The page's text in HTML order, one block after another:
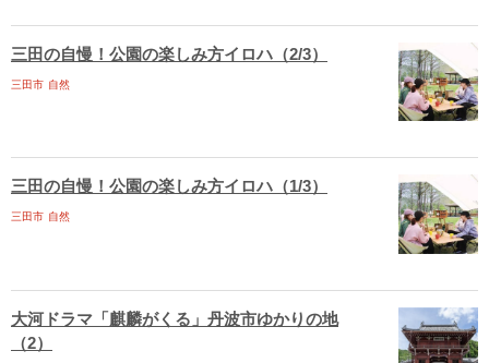
三田の自慢！公園の楽しみ方イロハ（2/3）
三田市 自然
三田の自慢！公園の楽しみ方イロハ（1/3）
三田市 自然
大河ドラマ「麒麟がくる」丹波市ゆかりの地
（2）